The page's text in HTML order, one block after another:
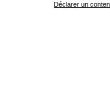
Déclarer un